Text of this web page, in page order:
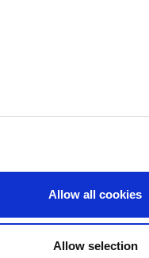
Allow all cookies
Allow selection